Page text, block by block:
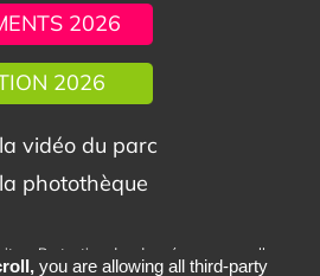
2026
2026
vidéo du parc
photothèque
Protection des données personnelles
you are allowing all third-party